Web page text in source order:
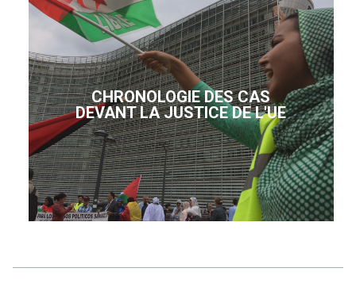
CHRONOLOGIE DES CAS
DEVANT LA JUSTICE DE L'UE